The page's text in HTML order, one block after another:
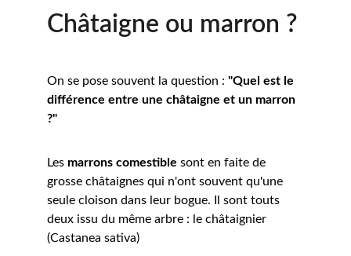
Châtaigne ou marron ?
On se pose souvent la question : "Quel est le
différence entre une châtaigne et un marron
?"
Les marrons comestible sont en faite de
grosse châtaignes qui n'ont souvent qu'une
seule cloison dans leur bogue. Il sont touts
deux issu du même arbre : le châtaignier
(Castanea sativa)